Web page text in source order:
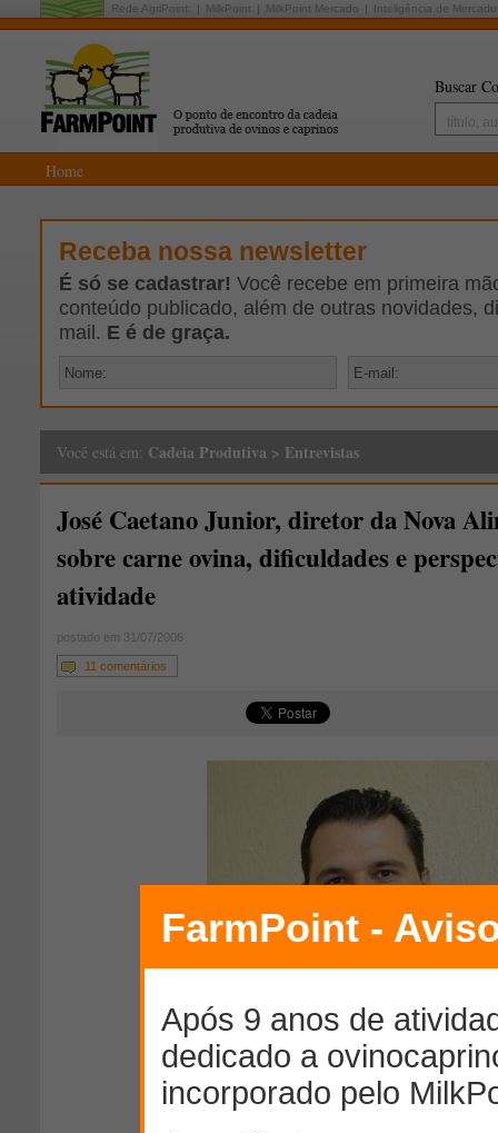
Rede AgriPoint: MilkPoint MilkPoint Mercado Inteligência de Mercado
Buscar
Home
Receba nossa newsletter
É só se cadastrar! Você recebe em primeira
conteúdo publicado, além de outras novidades,
mail. E é de graça.
Você está em: Cadeia Produtiva > Entrevistas
José Caetano Junior, diretor da Nova
sobre carne ovina, dificuldades e
atividade
postado em 31/07/2006
11 comentários